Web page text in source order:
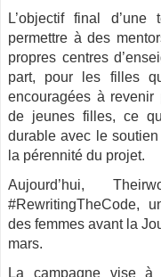
L’objectif final
permettre à des
propres centres
part, pour les filles
encouragées à
de jeunes filles, ce
durable avec le
la pérennité du projet.
Aujourd’hui,
#RewritingTheCode,
des femmes avant la
mars.
La campagne vise